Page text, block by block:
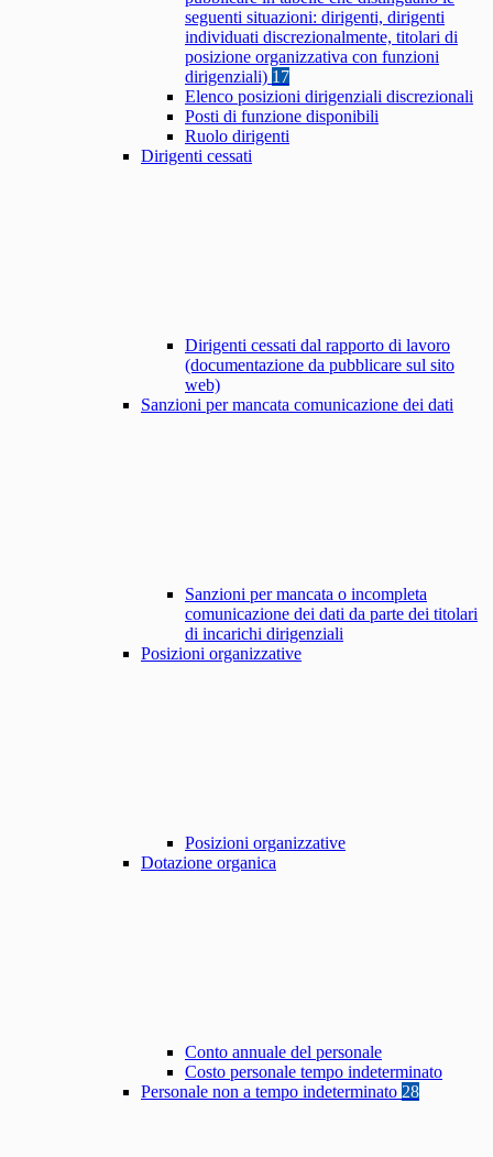
seguenti situazioni: dirigenti, dirigenti
individuati discrezionalmente, titolari di
posizione organizzativa con funzioni
dirigenziali) 17
Elenco posizioni dirigenziali discrezionali
Posti di funzione disponibili
Ruolo dirigenti
Dirigenti cessati
Dirigenti cessati dal rapporto di lavoro
(documentazione da pubblicare sul sito
web)
Sanzioni per mancata comunicazione dei dati
Sanzioni per mancata o incompleta
comunicazione dei dati da parte dei titolari
di incarichi dirigenziali
Posizioni organizzative
Posizioni organizzative
Dotazione organica
Conto annuale del personale
Costo personale tempo indeterminato
Personale non a tempo indeterminato 28